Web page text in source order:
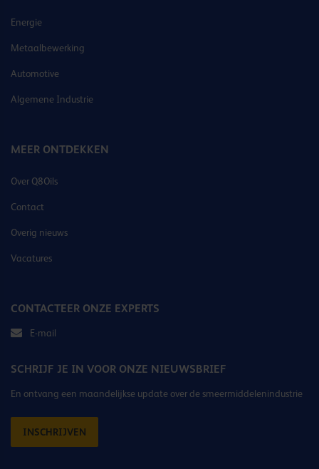
Energie
Metaalbewerking
Automotive
Algemene Industrie
MEER ONTDEKKEN
Over Q8Oils
Contact
Overig nieuws
Vacatures
CONTACTEER ONZE EXPERTS
E-mail
SCHRIJF JE IN VOOR ONZE NIEUWSBRIEF
En ontvang een maandelijkse update over de smeermiddelenindustrie
INSCHRIJVEN